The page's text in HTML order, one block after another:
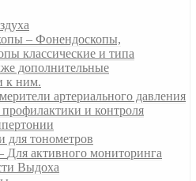
– Фонендоскопы,
классические и типа
дополнительные
к ним.
артериального давления
и контроля
для тонометров
Для активного мониторинга
Выдоха